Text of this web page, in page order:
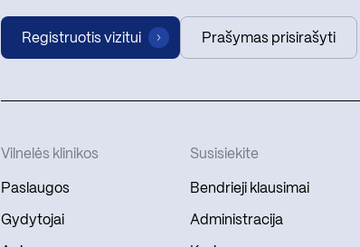
Registruotis vizitui Prašymas prisirašyti
Vilnelės klinikos
Paslaugos
Gydytojai
Susisiekite
Bendrieji klausimai
Administracija